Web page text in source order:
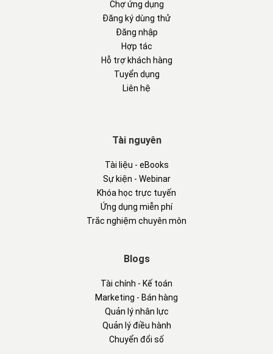
Chợ ứng dụng
Đăng ký dùng thử
Đăng nhập
Hợp tác
Hỗ trợ khách hàng
Tuyển dụng
Liên hệ
Tài nguyên
Tài liệu - eBooks
Sự kiện - Webinar
Khóa học trực tuyến
Ứng dụng miễn phí
Trắc nghiệm chuyên môn
Blogs
Tài chính - Kế toán
Marketing - Bán hàng
Quản lý nhân lực
Quản lý điều hành
Chuyển đổi số